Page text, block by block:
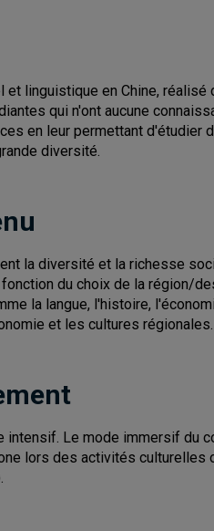
linguistique en Chine,
qui n'ont aucune
en leur permettant d'étudier
diversité.
la diversité et la richesse
du choix de la région/
la langue, l'histoire,
et les cultures régionales.
intensif. Le mode immersif du
lors des activités culturelles